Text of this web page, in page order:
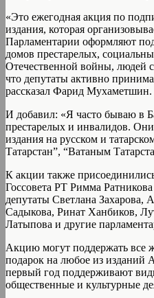
«Это ежегодная акция по
издания, которая
Парламентарии оформляют
домов престарелых,
Отечественной войны, людей
что депутаты активно
рассказал Фарид Мухаметшин.
И добавил: «Я часто бываю в
престарелых и инвалидов.
издания на русском и
Татарстан”, “Ватаным
К акции также
Госсовета РТ Римма
депутаты Светлана Захарова,
Садыкова, Ринат Ханбиков,
Латыпова и другие
Акцию могут поддержать все
подарок на любое из изданий
первый год поддерживают
общественные и культурные